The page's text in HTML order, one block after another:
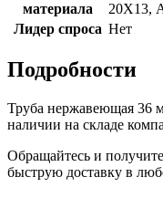
материала
20Х13,
Лидер спроса Нет
Подробности
Труба нержавеющая 36
наличии на складе
Обращайтесь и
быструю доставку в